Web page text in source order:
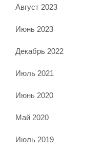
Август 2023
Июнь 2023
Декабрь 2022
Июль 2021
Июнь 2020
Май 2020
Июль 2019